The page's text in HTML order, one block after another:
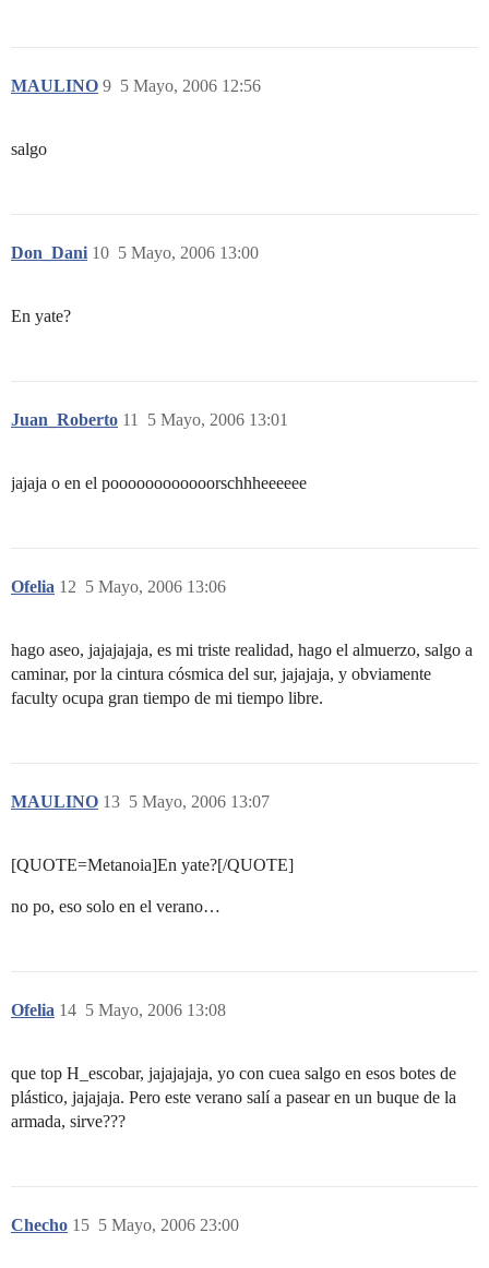
MAULINO 5 Mayo, 2006 12:56
9
salgo
Don_Dani 5 Mayo, 2006 13:00
10
En yate?
Juan_Roberto 5 Mayo, 2006 13:01
11
jajaja o en el poooooooooooorschhheeeeee
Ofelia 5 Mayo, 2006 13:06
12
hago aseo, jajajajaja, es mi triste realidad, hago el almuerzo, salgo a
caminar, por la cintura cósmica del sur, jajajaja, y obviamente
faculty ocupa gran tiempo de mi tiempo libre.
MAULINO 5 Mayo, 2006 13:07
13
[QUOTE=Metanoia]En yate?[/QUOTE]
no po, eso solo en el verano…
Ofelia 5 Mayo, 2006 13:08
14
que top H_escobar, jajajajaja, yo con cuea salgo en esos botes de
plástico, jajajaja. Pero este verano salí a pasear en un buque de la
armada, sirve???
Checho 5 Mayo, 2006 23:00
15